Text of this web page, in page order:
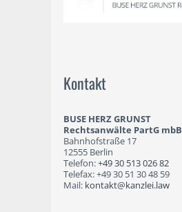
Kontakt
BUSE HERZ GRUNST
Rechtsanwälte PartG mbB
Bahnhofstraße 17
12555 Berlin
Telefon:+49 30 513 026 82
Telefax: +49 30 51 30 48 59
Mail: kontakt@kanzlei.law